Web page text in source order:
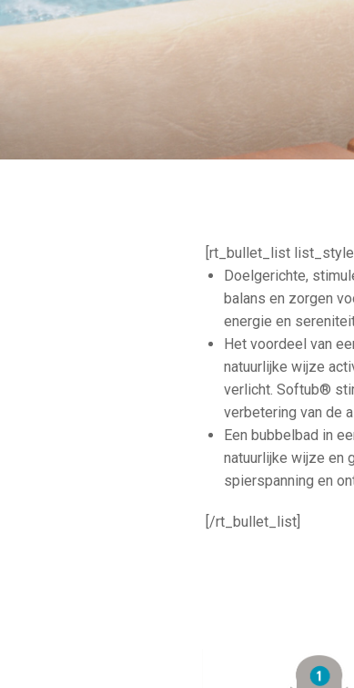
[rt_bullet_list
Doelgerichte,
balans en zorgen
energie en
Het voordeel van
natuurlijke wijze
verlicht. Softub®
verbetering van de
Een bubbelbad in
natuurlijke wijze en
spierspanning en
[/rt_bullet_list]